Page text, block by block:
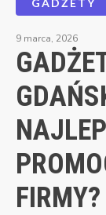
9 marca, 2026
FIRMY?